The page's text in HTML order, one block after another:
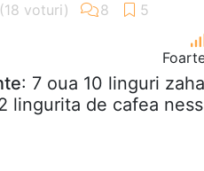
: 7 oua 10 linguri
lingurita de cafea